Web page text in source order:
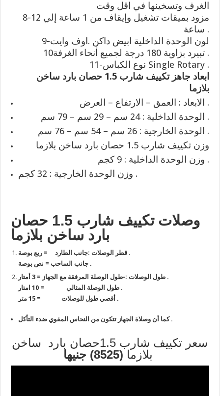
الغرف وتسخينها في اقل وقت
8-مزود بميقات تشغيل وإيقاف من 1 ساعة إلي 12
ساعة .
9-لون الوحدة الداخلية ابيض داكن .اوف وايت
10تبيرد بزاوية 180 درجة لجميع أنحاء الغرفة .
11-نوع الكباس Single Rotary .
ابعاد جاهز تكييف شارب 1.5 حصان بارد ساخن
بلازما
الابعاد : العمق – الارتفاع – العرض .
الوحدة الداخلية : 24 سم – 29 سم – 79 سم .
الوحدة الخارجية : 26 سم – 54 سم – 76 سم .
وزن تكييف شارب 1.5 حصان بارد ساخن بلازما
وزن الوحدة الداخلية : 9 كجم .
وزن الوحدة الخارجية : 32 كجم .
وصلات تكييف شارب 1.5 حصان
بارد ساخن بلازما
قطر الوصلات:
جانب الطارد = ربع بوصة .
جانب الساحب = نص بوصة .
طول الوصلات:-
طول الوصلة المرفقة مع الجهاز = 3 أمتار .
طول الوصلة المثالي = 10 امتار .
أقصي طول للوصلات = 15 متر .
كما أن وصلاة الجهاز تتكون من النحاس المقوي ضدء التأكل.
سعر تكييف شارب 1.5حصان بارد ساخن
بلازما